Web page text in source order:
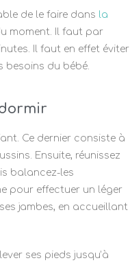
de le faire dans
la
moment. Il faut par
Il faut en effet éviter
besoins du bébé.
Ce dernier consiste à
Ensuite, réunissez
balancez-les
pour effectuer un léger
jambes, en accueillant
ses pieds jusqu’à